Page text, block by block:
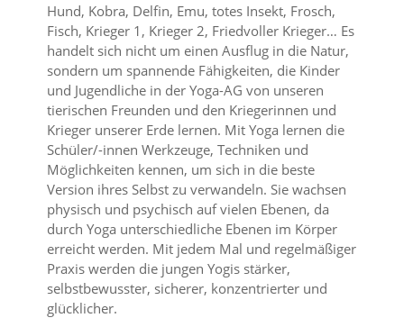
Hund, Kobra, Delfin, Emu, totes Insekt, Frosch,
Fisch, Krieger 1, Krieger 2, Friedvoller Krieger… Es
handelt sich nicht um einen Ausflug in die Natur,
sondern um spannende Fähigkeiten, die Kinder
und Jugendliche in der Yoga-AG von unseren
tierischen Freunden und den Kriegerinnen und
Krieger unserer Erde lernen. Mit Yoga lernen die
Schüler/-innen Werkzeuge, Techniken und
Möglichkeiten kennen, um sich in die beste
Version ihres Selbst zu verwandeln. Sie wachsen
physisch und psychisch auf vielen Ebenen, da
durch Yoga unterschiedliche Ebenen im Körper
erreicht werden. Mit jedem Mal und regelmäßiger
Praxis werden die jungen Yogis stärker,
selbstbewusster, sicherer, konzentrierter und
glücklicher.